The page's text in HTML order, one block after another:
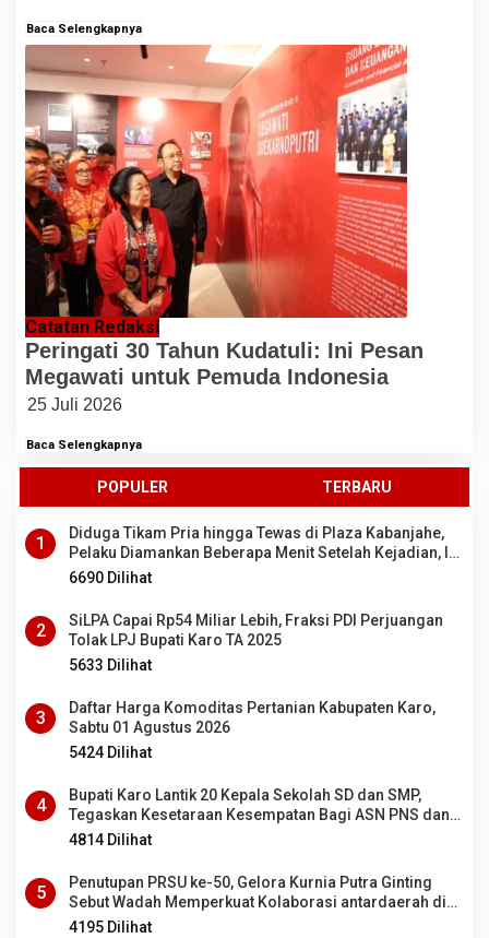
Baca Selengkapnya
Catatan Redaksi
Peringati 30 Tahun Kudatuli: Ini Pesan
Megawati untuk Pemuda Indonesia
25 Juli 2026
Baca Selengkapnya
POPULER TERBARU
1
Diduga Tikam Pria hingga Tewas di Plaza Kabanjahe,
Pelaku Diamankan Beberapa Menit Setelah Kejadian, Ini
Motifnya
6690 Dilihat
2
SiLPA Capai Rp54 Miliar Lebih, Fraksi PDI Perjuangan
Tolak LPJ Bupati Karo TA 2025
5633 Dilihat
3
Daftar Harga Komoditas Pertanian Kabupaten Karo,
Sabtu 01 Agustus 2026
5424 Dilihat
4
Bupati Karo Lantik 20 Kepala Sekolah SD dan SMP,
Tegaskan Kesetaraan Kesempatan Bagi ASN PNS dan
PPPK
4814 Dilihat
5
Penutupan PRSU ke-50, Gelora Kurnia Putra Ginting
Sebut Wadah Memperkuat Kolaborasi antardaerah di
Sumut
4195 Dilihat